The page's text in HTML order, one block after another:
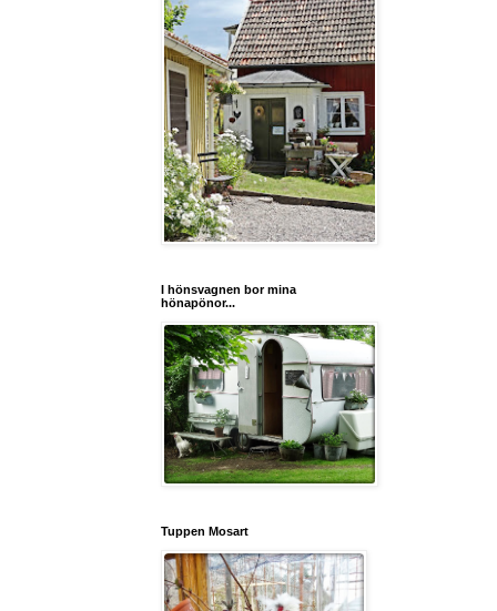
I hönsvagnen bor mina
hönapönor...
Tuppen Mosart